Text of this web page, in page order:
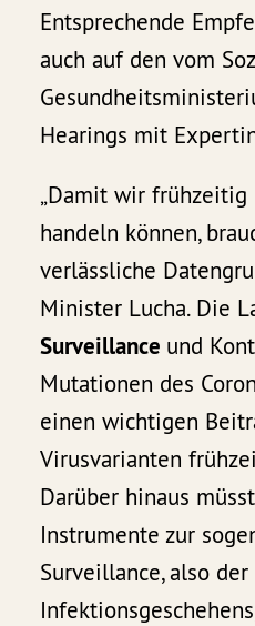
Entsprechende
auch auf den vom
Hearings mit
„Damit wir frühzeitig
handeln können,
verlässliche
Minister Lucha. Die
Surveillance und
Mutationen des
einen wichtigen
Virusvarianten
Darüber hinaus
Instrumente zur
Surveillance, also